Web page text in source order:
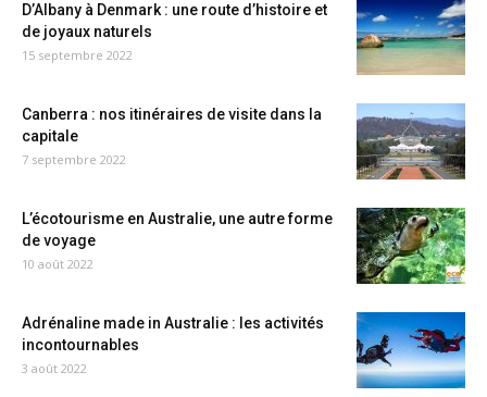
D’Albany à Denmark : une route d’histoire et
de joyaux naturels
15 septembre 2022
Canberra : nos itinéraires de visite dans la
capitale
7 septembre 2022
L’écotourisme en Australie, une autre forme
de voyage
10 août 2022
Adrénaline made in Australie : les activités
incontournables
3 août 2022